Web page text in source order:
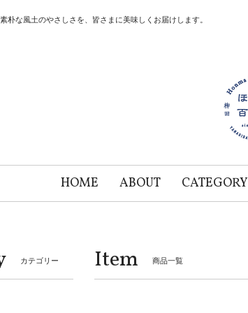
朴な風土のやさしさを、皆さまに美味しくお届けします。
HOME ABOUT CATEGORY
Item 商品一覧
カテゴリー